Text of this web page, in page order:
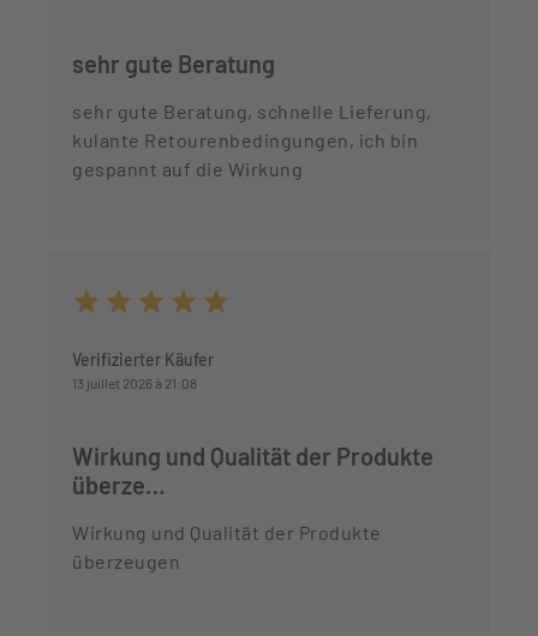
sehr gute Beratung
sehr gute Beratung, schnelle Lieferung,
kulante Retourenbedingungen, ich bin
gespannt auf die Wirkung
Verifizierter Käufer
13 juillet 2026 à 21:08
Wirkung und Qualität der Produkte
überze…
Wirkung und Qualität der Produkte
überzeugen